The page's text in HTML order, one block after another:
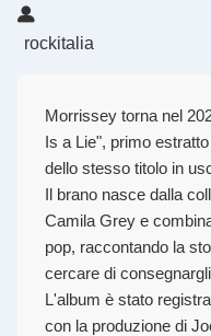
rockitalia
Morrissey torna nel
Is a Lie", primo
dello stesso titolo in
Il brano nasce dalla
Camila Grey e
pop, raccontando la
cercare di
L'album è stato
con la produzione di